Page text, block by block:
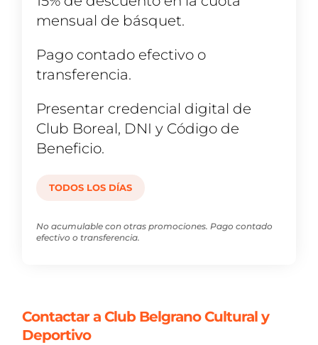
mensual de básquet.
Pago contado efectivo o
transferencia.
Presentar credencial digital de
Club Boreal, DNI y Código de
Beneficio.
TODOS LOS DÍAS
No acumulable con otras promociones. Pago contado
efectivo o transferencia.
Contactar a Club Belgrano Cultural y
Deportivo